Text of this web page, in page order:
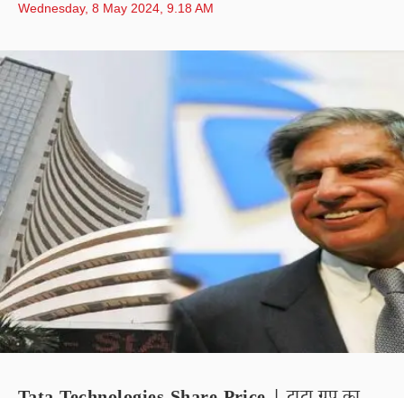
Wednesday, 8 May 2024, 9.18 AM